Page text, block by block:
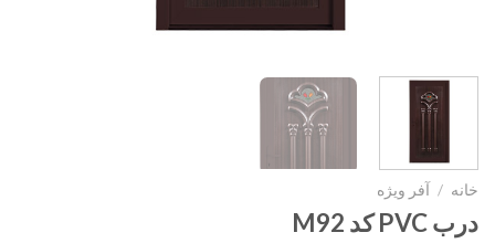
خانه / آفر ویژه
درب PVC کد M92